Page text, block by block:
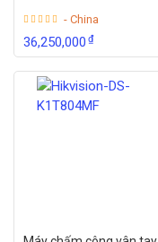
- China
36,250,000₫